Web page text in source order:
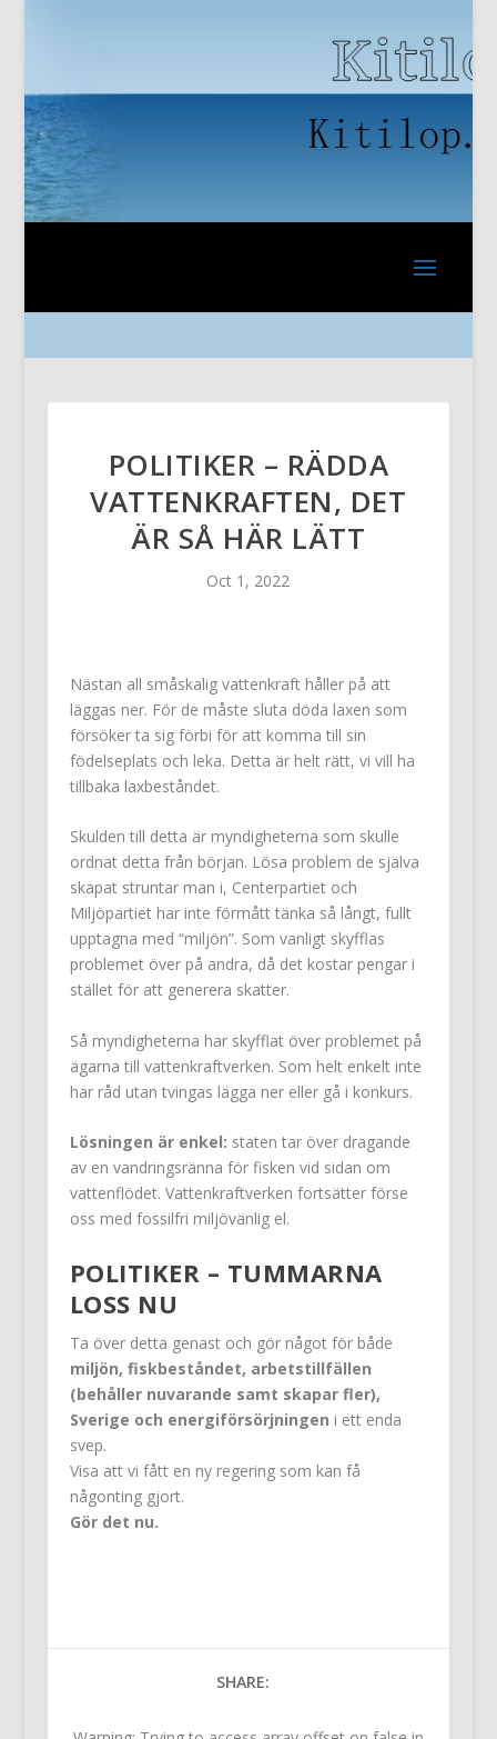
POLITIKER – RÄDDA
VATTENKRAFTEN, DET
ÄR SÅ HÄR LÄTT
Oct 1, 2022
Nästan all småskalig vattenkraft håller på att
läggas ner. För de måste sluta döda laxen som
försöker ta sig förbi för att komma till sin
födelseplats och leka. Detta är helt rätt, vi vill ha
tillbaka laxbeståndet.
Skulden till detta är myndigheterna som skulle
ordnat detta från början. Lösa problem de själva
skapat struntar man i, Centerpartiet och
Miljöpartiet har inte förmått tänka så långt, fullt
upptagna med “miljön”. Som vanligt skyfflas
problemet över på andra, då det kostar pengar i
stället för att generera skatter.
Så myndigheterna har skyfflat över problemet på
ägarna till vattenkraftverken. Som helt enkelt inte
har råd utan tvingas lägga ner eller gå i konkurs.
Lösningen är enkel: staten tar över dragande
av en vandringsränna för fisken vid sidan om
vattenflödet. Vattenkraftverken fortsätter förse
oss med fossilfri miljövänlig el.
POLITIKER – TUMMARNA
LOSS NU
Ta över detta genast och gör något för både
miljön, fiskbeståndet, arbetstillfällen
(behåller nuvarande samt skapar fler),
Sverige och energiförsörjningen i ett enda
svep.
Visa att vi fått en ny regering som kan få
någonting gjort.
Gör det nu.
SHARE: